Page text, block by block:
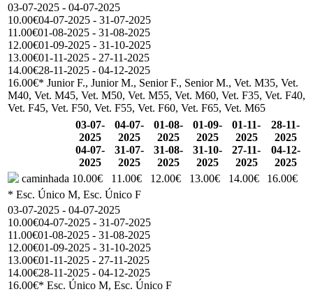
03-07-2025 - 04-07-2025
10.00€04-07-2025 - 31-07-2025
11.00€01-08-2025 - 31-08-2025
12.00€01-09-2025 - 31-10-2025
13.00€01-11-2025 - 27-11-2025
14.00€28-11-2025 - 04-12-2025
16.00€* Junior F., Junior M., Senior F., Senior M., Vet. M35, Vet.
M40, Vet. M45, Vet. M50, Vet. M55, Vet. M60, Vet. F35, Vet. F40,
Vet. F45, Vet. F50, Vet. F55, Vet. F60, Vet. F65, Vet. M65
03-07-
2025
04-07-
2025
04-07-
2025
31-07-
2025
01-08-
2025
31-08-
2025
01-09-
2025
31-10-
2025
01-11-
2025
27-11-
2025
28-11-
2025
04-12-
2025
caminhada 10.00€ 11.00€ 12.00€ 13.00€ 14.00€
16.00€
* Esc. Único M, Esc. Único F
03-07-2025 - 04-07-2025
10.00€04-07-2025 - 31-07-2025
11.00€01-08-2025 - 31-08-2025
12.00€01-09-2025 - 31-10-2025
13.00€01-11-2025 - 27-11-2025
14.00€28-11-2025 - 04-12-2025
16.00€* Esc. Único M, Esc. Único F